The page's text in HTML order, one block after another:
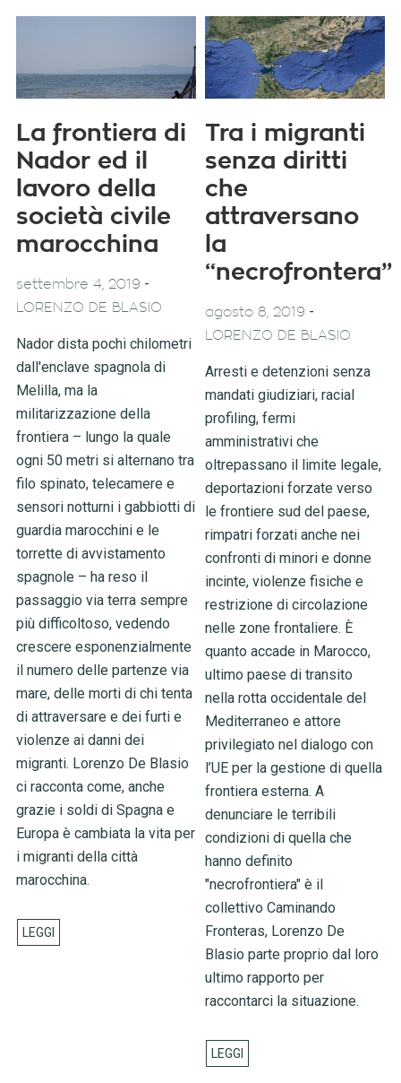
La frontiera di
Nador ed il
lavoro della
società civile
marocchina
settembre 4, 2019 -
LORENZO DE BLASIO
Nador dista pochi chilometri
dall'enclave spagnola di
Melilla, ma la
militarizzazione della
frontiera – lungo la quale
ogni 50 metri si alternano tra
filo spinato, telecamere e
sensori notturni i gabbiotti di
guardia marocchini e le
torrette di avvistamento
spagnole – ha reso il
passaggio via terra sempre
più difficoltoso, vedendo
crescere esponenzialmente
il numero delle partenze via
mare, delle morti di chi tenta
di attraversare e dei furti e
violenze ai danni dei
migranti. Lorenzo De Blasio
ci racconta come, anche
grazie i soldi di Spagna e
Europa è cambiata la vita per
i migranti della città
marocchina.
Tra i migranti
senza diritti
che
attraversano
la
“necrofrontera”
agosto 8, 2019 -
LORENZO DE BLASIO
Arresti e detenzioni senza
mandati giudiziari, racial
profiling, fermi
amministrativi che
oltrepassano il limite legale,
deportazioni forzate verso
le frontiere sud del paese,
rimpatri forzati anche nei
confronti di minori e donne
incinte, violenze fisiche e
restrizione di circolazione
nelle zone frontaliere. È
quanto accade in Marocco,
ultimo paese di transito
nella rotta occidentale del
Mediterraneo e attore
privilegiato nel dialogo con
l’UE per la gestione di quella
frontiera esterna. A
denunciare le terribili
condizioni di quella che
hanno definito
"necrofrontiera" è il
collettivo Caminando
Fronteras, Lorenzo De
Blasio parte proprio dal loro
ultimo rapporto per
raccontarci la situazione.